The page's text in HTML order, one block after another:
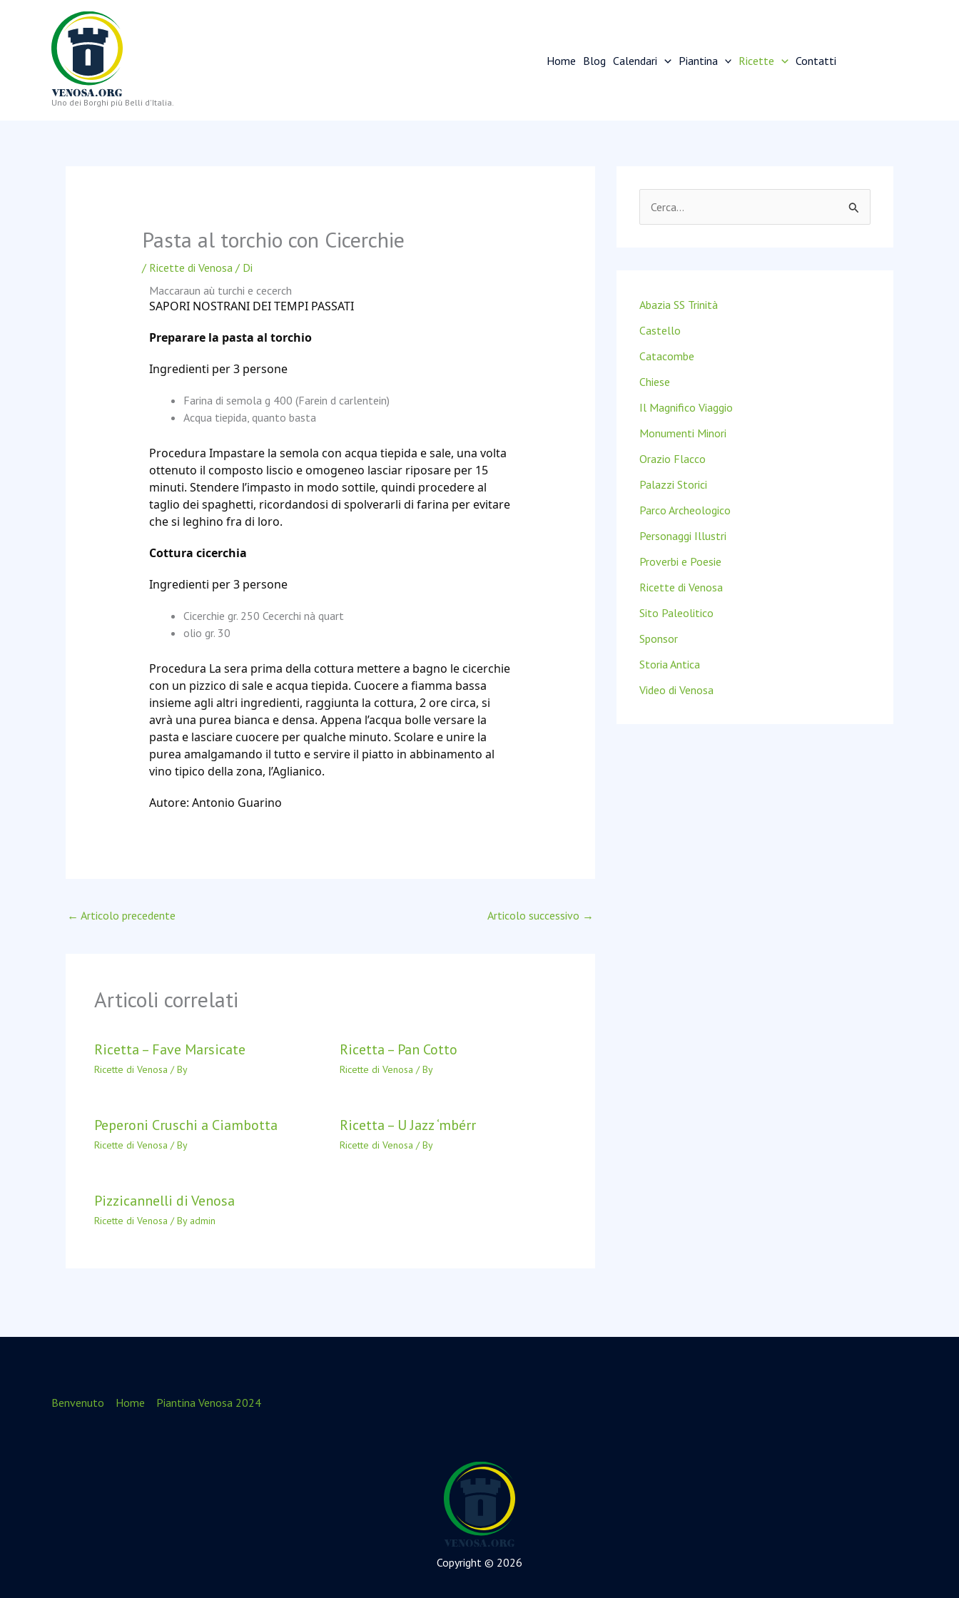
Uno dei Borghi più Belli d'Italia.
Home Blog Calendari Piantina Ricette Contatti
Pasta al torchio con Cicerchie
/ Ricette di Venosa/ Di
Maccaraun aù turchi e cecerch
SAPORI NOSTRANI DEI TEMPI PASSATI
Preparare la pasta al torchio
Ingredienti per 3 persone
Farina di semola g 400 (Farein d carlentein)
Acqua tiepida, quanto basta
Procedura Impastare la semola con acqua tiepida e sale, una volta
ottenuto il composto liscio e omogeneo lasciar riposare per 15
minuti. Stendere l’impasto in modo sottile, quindi procedere al
taglio dei spaghetti, ricordandosi di spolverarli di farina per evitare
che si leghino fra di loro.
Cottura cicerchia
Ingredienti per 3 persone
Cicerchie gr. 250 Cecerchi nà quart
olio gr. 30
Procedura La sera prima della cottura mettere a bagno le cicerchie
con un pizzico di sale e acqua tiepida. Cuocere a fiamma bassa
insieme agli altri ingredienti, raggiunta la cottura, 2 ore circa, si
avrà una purea bianca e densa. Appena l’acqua bolle versare la
pasta e lasciare cuocere per qualche minuto. Scolare e unire la
purea amalgamando il tutto e servire il piatto in abbinamento al
vino tipico della zona, l’Aglianico.
Autore: Antonio Guarino
← Articolo precedente Articolo successivo →
Articoli correlati
Ricetta – Fave Marsicate
Ricette di Venosa / By
Ricetta – Pan Cotto
Ricette di Venosa / By
Peperoni Cruschi a Ciambotta
Ricette di Venosa / By
Ricetta – U Jazz ‘mbérr
Ricette di Venosa / By
Pizzicannelli di Venosa
Ricette di Venosa / By admin
a
:
Abazia SS Trinità
Castello
Catacombe
Chiese
Il Magnifico Viaggio
Monumenti Minori
Orazio Flacco
Palazzi Storici
Parco Archeologico
Personaggi Illustri
Proverbi e Poesie
Ricette di Venosa
Sito Paleolitico
Sponsor
Storia Antica
Video di Venosa
Benvenuto Home Piantina Venosa 2024
Copyright © 2026